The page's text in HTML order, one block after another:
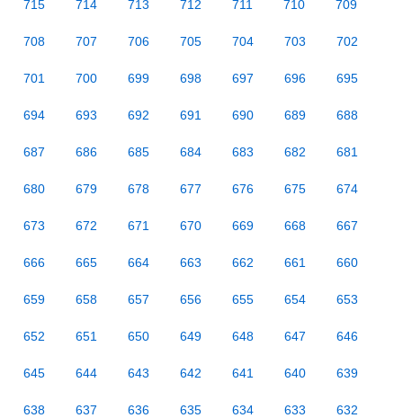
715 714 713 712 711 710 709
708 707 706 705 704 703 702
701 700 699 698 697 696 695
694 693 692 691 690 689 688
687 686 685 684 683 682 681
680 679 678 677 676 675 674
673 672 671 670 669 668 667
666 665 664 663 662 661 660
659 658 657 656 655 654 653
652 651 650 649 648 647 646
645 644 643 642 641 640 639
638 637 636 635 634 633 632